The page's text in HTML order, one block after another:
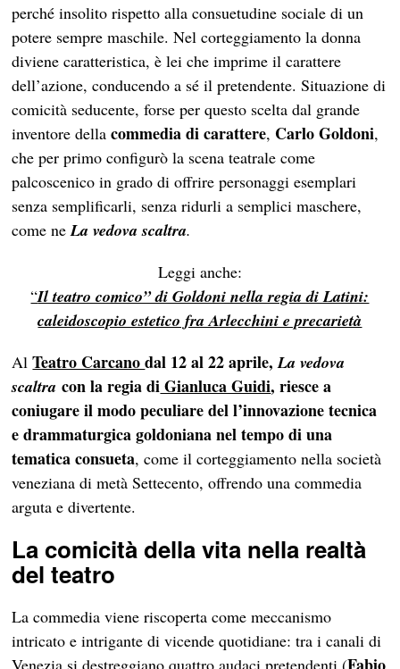
perché insolito rispetto alla consuetudine sociale di un
potere sempre maschile. Nel corteggiamento la donna
diviene caratteristica, è lei che imprime il carattere
dell’azione, conducendo a sé il pretendente. Situazione di
comicità seducente, forse per questo scelta dal grande
inventore della commedia di carattere, Carlo Goldoni,
che per primo configurò la scena teatrale come
palcoscenico in grado di offrire personaggi esemplari
senza semplificarli, senza ridurli a semplici maschere,
come neLa vedova scaltra.
Leggi anche:
“Il teatro comico” di Goldoni nella regia di Latini:
caleidoscopio estetico fra Arlecchini e precarietà
AlTeatro Carcanodal 12 al 22 aprile, La vedova
scaltra con la regia diGianluca Guidi, riesce a
coniugare il modo peculiare del l’innovazione tecnica
e drammaturgica goldoniana nel tempo di una
tematica consueta, come il corteggiamento nella società
veneziana di metà Settecento, offrendo una commedia
arguta e divertente.
La comicità della vita nella realtà
del teatro
La commedia viene riscoperta come meccanismo
intricato e intrigante di vicende quotidiane: tra i canali di
Venezia si destreggiano quattro audaci pretendenti (